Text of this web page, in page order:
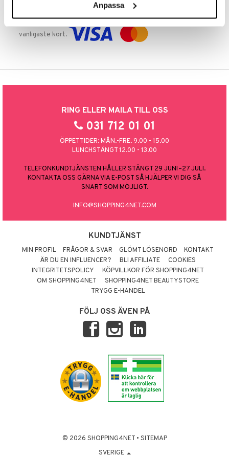
Anpassa
TRYGGA KÖP
Handla tryggt & säkert via faktura, delbetalning eller marknadens
vanligaste kort.
RING ELLER MAILA TILL OSS
031 712 01 01
ÖPPETTIDER: MÅN.-FRE. 9.00 - 15.00
LUNCHSTÄNGT 12.00 - 13.00
TELEFONKUNDTJÄNSTEN HÅLLER STÄNGT 29 JUNI–27 JULI.
KONTAKTA OSS GÄRNA VIA E-POST SÅ HJÄLPER VI DIG SÅ
SNART SOM MÖJLIGT.
INFO@SHOPPING4NET.COM
KUNDTJÄNST
MIN PROFIL FRÅGOR & SVAR GLÖMT LÖSENORD
KONTAKT
ÄR DU EN INFLUENCER?
BLI AFFILIATE
COOKIES
INTEGRITETSPOLICY
KÖPVILLKOR FÖR SHOPPING4NET
OM SHOPPING4NET
SHOPPING4NET BEAUTYSTORE
TRYGG E-HANDEL
FÖLJ OSS ÄVEN PÅ
© 2026 SHOPPING4NET • SITEMAP
SVERIGE